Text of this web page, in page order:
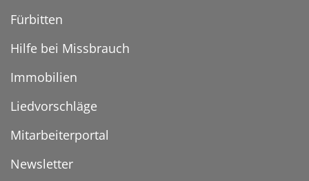
Fürbitten
Hilfe bei Missbrauch
Immobilien
Liedvorschläge
Mitarbeiterportal
Newsletter